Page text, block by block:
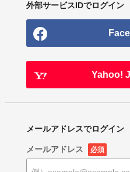
外部サービスIDでログイン
Yahoo!
メールアドレスでログイン
メールアドレス 必須